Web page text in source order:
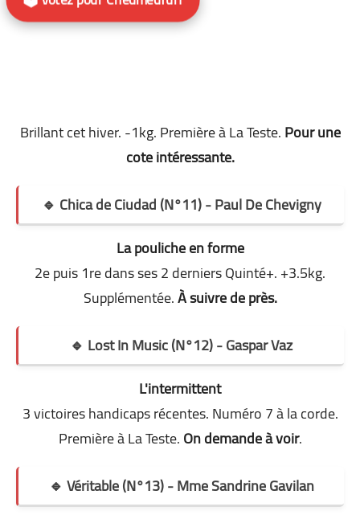
Brillant cet hiver. -1kg. Première à La Teste.Pour une
cote intéressante.
🔹 Chica de Ciudad (N°11) - Paul De Chevigny
La pouliche en forme
2e puis 1re dans ses 2 derniers Quinté+. +3.5kg.
Supplémentée.À suivre de près.
🔹 Lost In Music (N°12) - Gaspar Vaz
L'intermittent
3 victoires handicaps récentes. Numéro 7 à la corde.
Première à La Teste.On demande à voir.
🔹 Véritable (N°13) - Mme Sandrine Gavilan